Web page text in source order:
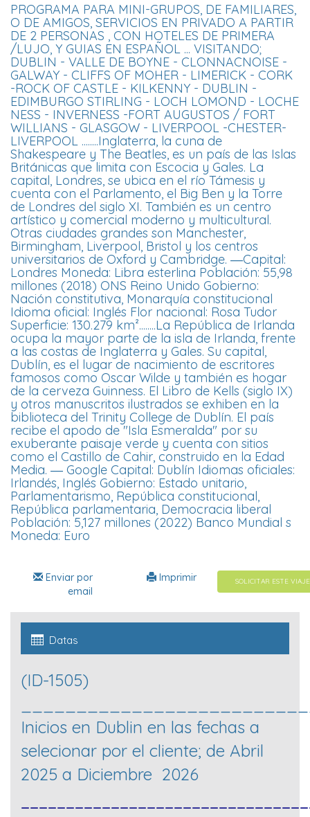
PROGRAMA PARA MINI-GRUPOS, DE FAMILIARES,
O DE AMIGOS, SERVICIOS EN PRIVADO A PARTIR
DE 2 PERSONAS , CON HOTELES DE PRIMERA
/LUJO, Y GUIAS EN ESPAÑOL ... VISITANDO;
DUBLIN - VALLE DE BOYNE - CLONNACNOISE -
GALWAY - CLIFFS OF MOHER - LIMERICK - CORK
-ROCK OF CASTLE - KILKENNY - DUBLIN -
EDIMBURGO STIRLING - LOCH LOMOND - LOCHE
NESS - INVERNESS -FORT AUGUSTOS / FORT
WILLIANS - GLASGOW - LIVERPOOL -CHESTER-
LIVERPOOL ........Inglaterra, la cuna de
Shakespeare y The Beatles, es un país de las Islas
Británicas que limita con Escocia y Gales. La
capital, Londres, se ubica en el río Támesis y
cuenta con el Parlamento, el Big Ben y la Torre
de Londres del siglo XI. También es un centro
artístico y comercial moderno y multicultural.
Otras ciudades grandes son Manchester,
Birmingham, Liverpool, Bristol y los centros
universitarios de Oxford y Cambridge. ―Capital:
Londres Moneda: Libra esterlina Población: 55,98
millones (2018) ONS Reino Unido Gobierno:
Nación constitutiva, Monarquía constitucional
Idioma oficial: Inglés Flor nacional: Rosa Tudor
Superficie: 130.279 km²........La República de Irlanda
ocupa la mayor parte de la isla de Irlanda, frente
a las costas de Inglaterra y Gales. Su capital,
Dublín, es el lugar de nacimiento de escritores
famosos como Oscar Wilde y también es hogar
de la cerveza Guinness. El Libro de Kells (siglo IX)
y otros manuscritos ilustrados se exhiben en la
biblioteca del Trinity College de Dublín. El país
recibe el apodo de "Isla Esmeralda" por su
exuberante paisaje verde y cuenta con sitios
como el Castillo de Cahir, construido en la Edad
Media. ― Google Capital: Dublín Idiomas oficiales:
Irlandés, Inglés Gobierno: Estado unitario,
Parlamentarismo, República constitucional,
República parlamentaria, Democracia liberal
Población: 5,127 millones (2022) Banco Mundial s
Moneda: Euro
SOLICITAR ESTE VIAJE
Imprimir
Enviar por
email
Datas
(ID-1505)
Inicios en Dublin en las fechas a
selecionar por el cliente; de Abril
2025 a Diciembre 2026